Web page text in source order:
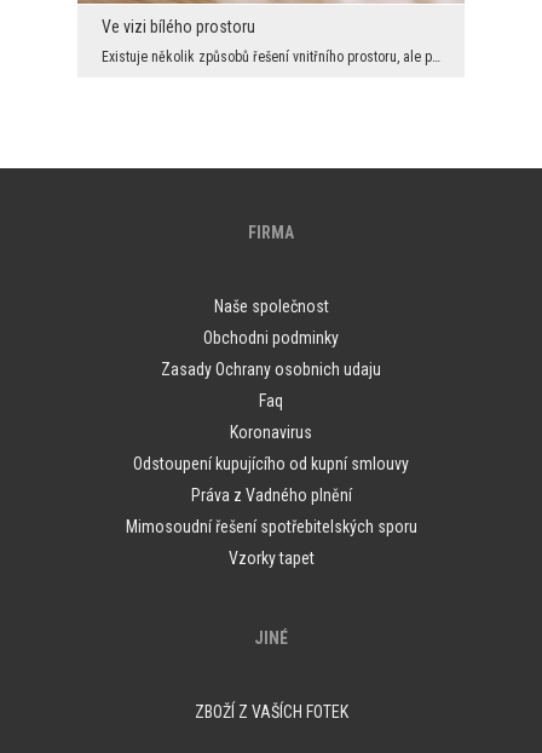
Ve vizi bílého prostoru
FIRMA
Naše společnost
Obchodni podminky
Zasady Ochrany osobnich udaju
Faq
Koronavirus
Odstoupení kupujícího od kupní smlouvy
Práva z Vadného plnění
Mimosoudní řešení spotřebitelských sporu
Vzorky tapet
JINÉ
ZBOŽÍ Z VAŠÍCH FOTEK